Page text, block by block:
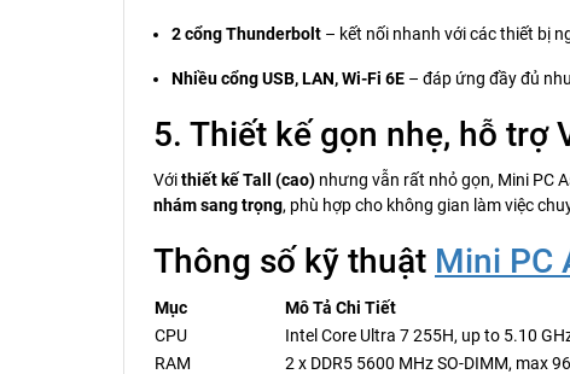
2 cổng Thunderbolt – kết nối nhanh với các thiết bị
Nhiều cổng USB, LAN, Wi-Fi 6E – đáp ứng đầy đủ
5. Thiết kế gọn nhẹ, hỗ trợ
Vớithiết kế Tall (cao) nhưng vẫn rất nhỏ gọn, Mini PC
nhám sang trọng, phù hợp cho không gian làm việc
Thông số kỹ thuật Mini PC
Mục
Mô Tả Chi Tiết
CPU
Intel Core Ultra 7 255H, up to 5.10
RAM
2 x DDR5 5600 MHz SO-DIMM, max